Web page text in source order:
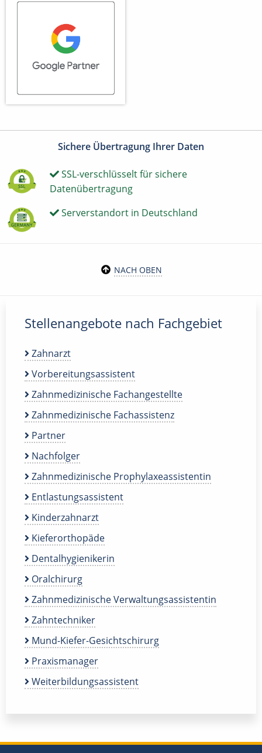
Sichere Übertragung Ihrer Daten
SSL-verschlüsselt für sichere
Datenübertragung
Serverstandort in Deutschland
NACH OBEN
Stellenangebote nach Fachgebiet
Zahnarzt
Vorbereitungsassistent
Zahnmedizinische Fachangestellte
Zahnmedizinische Fachassistenz
Partner
Nachfolger
Zahnmedizinische Prophylaxeassistentin
Entlastungsassistent
Kinderzahnarzt
Kieferorthopäde
Dentalhygienikerin
Oralchirurg
Zahnmedizinische Verwaltungsassistentin
Zahntechniker
Mund-Kiefer-Gesichtschirurg
Praxismanager
Weiterbildungsassistent